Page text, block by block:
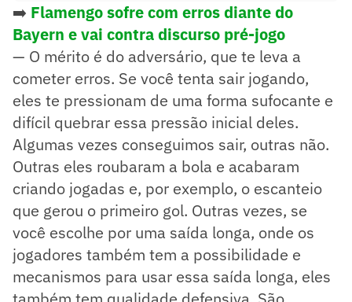
➡️ Flamengo sofre com erros diante do
Bayern e vai contra discurso pré-jogo
— O mérito é do adversário, que te leva a
cometer erros. Se você tenta sair jogando,
eles te pressionam de uma forma sufocante e
difícil quebrar essa pressão inicial deles.
Algumas vezes conseguimos sair, outras não.
Outras eles roubaram a bola e acabaram
criando jogadas e, por exemplo, o escanteio
que gerou o primeiro gol. Outras vezes, se
você escolhe por uma saída longa, onde os
jogadores também tem a possibilidade e
mecanismos para usar essa saída longa, eles